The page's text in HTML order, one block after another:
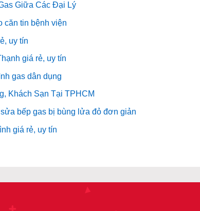
Giữa Các Đại Lý
căn tin bệnh viện
uy tín
giá rẻ, uy tín
gas dân dụng
Khách Sạn Tại TPHCM
bếp gas bị bùng lửa đỏ đơn giản
giá rẻ, uy tín